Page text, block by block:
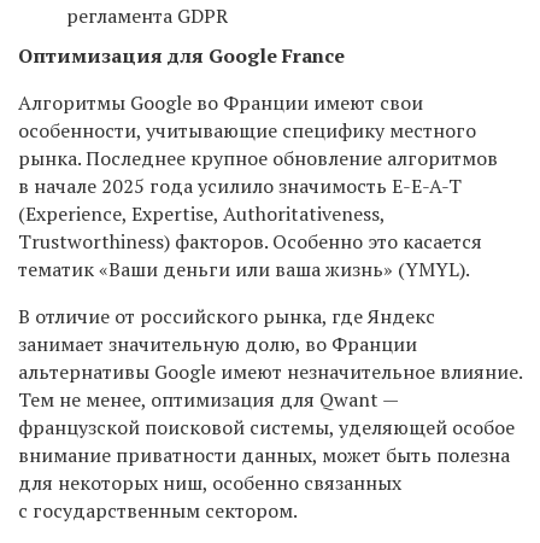
регламента GDPR
Оптимизация для Google France
Алгоритмы Google во Франции имеют свои
особенности, учитывающие специфику местного
рынка. Последнее крупное обновление алгоритмов
в начале 2025 года усилило значимость E-E-A-T
(Experience, Expertise, Authoritativeness,
Trustworthiness) факторов. Особенно это касается
тематик «Ваши деньги или ваша жизнь» (YMYL).
В отличие от российского рынка, где Яндекс
занимает значительную долю, во Франции
альтернативы Google имеют незначительное влияние.
Тем не менее, оптимизация для Qwant —
французской поисковой системы, уделяющей особое
внимание приватности данных, может быть полезна
для некоторых ниш, особенно связанных
с государственным сектором.